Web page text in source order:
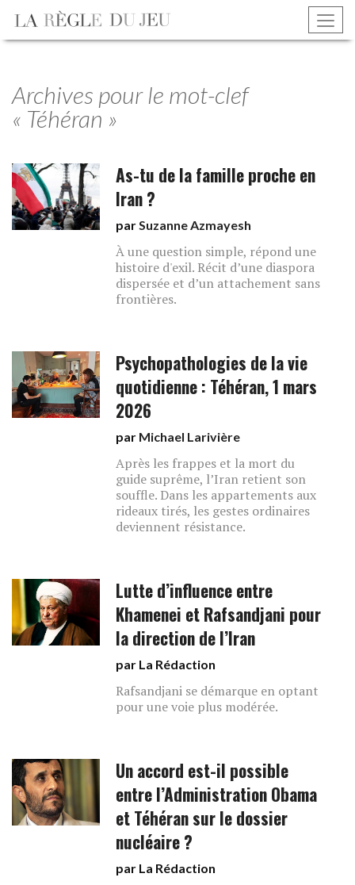
Archives pour le mot-clef
« Téhéran »
As-tu de la famille proche en
Iran ?
parSuzanne Azmayesh
À une question simple, répond une
histoire d'exil. Récit d’une diaspora
dispersée et d’un attachement sans
frontières.
Psychopathologies de la vie
quotidienne : Téhéran, 1 mars
2026
par Michael Larivière
Après les frappes et la mort du
guide suprême, l’Iran retient son
souffle. Dans les appartements aux
rideaux tirés, les gestes ordinaires
deviennent résistance.
Lutte d’influence entre
Khamenei et Rafsandjani pour
la direction de l’Iran
par La Rédaction
Rafsandjani se démarque en optant
pour une voie plus modérée.
Un accord est-il possible
entre l’Administration Obama
et Téhéran sur le dossier
nucléaire ?
par La Rédaction